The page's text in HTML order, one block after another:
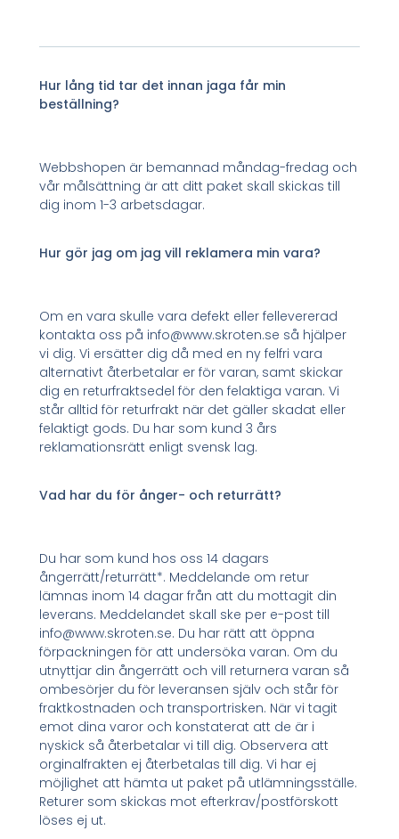
Hur lång tid tar det innan jaga får min
beställning?
Webbshopen är bemannad måndag-fredag och
vår målsättning är att ditt paket skall skickas till
dig inom 1-3 arbetsdagar.
Hur gör jag om jag vill reklamera min vara?
Om en vara skulle vara defekt eller fellevererad
kontakta oss på info@www.skroten.se så hjälper
vi dig. Vi ersätter dig då med en ny felfri vara
alternativt återbetalar er för varan, samt skickar
dig en returfraktsedel för den felaktiga varan. Vi
står alltid för returfrakt när det gäller skadat eller
felaktigt gods. Du har som kund 3 års
reklamationsrätt enligt svensk lag.
Vad har du för ånger- och returrätt?
Du har som kund hos oss 14 dagars
ångerrätt/returrätt*. Meddelande om retur
lämnas inom 14 dagar från att du mottagit din
leverans. Meddelandet skall ske per e-post till
info@www.skroten.se. Du har rätt att öppna
förpackningen för att undersöka varan. Om du
utnyttjar din ångerrätt och vill returnera varan så
ombesörjer du för leveransen själv och står för
fraktkostnaden och transportrisken. När vi tagit
emot dina varor och konstaterat att de är i
nyskick så återbetalar vi till dig. Observera att
orginalfrakten ej återbetalas till dig. Vi har ej
möjlighet att hämta ut paket på utlämningsställe.
Returer som skickas mot efterkrav/postförskott
löses ej ut.